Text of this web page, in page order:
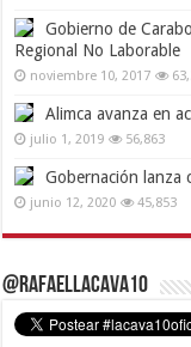
Gobierno de
Regional No Laborable
noviembre 10, 2017
Alimca avanza en
julio 1, 2019 56,863
Gobernación lanza
junio 12, 2020 45,853
@RafaelLacava10